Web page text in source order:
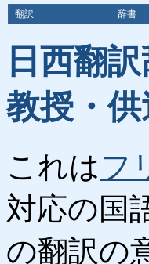
翻訳 辞書
日西翻
教授・
これはフ
対応の国
の翻訳の